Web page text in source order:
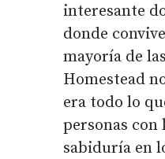
interesante
donde
mayoría de
Homestead
era todo lo
personas con
sabiduría en